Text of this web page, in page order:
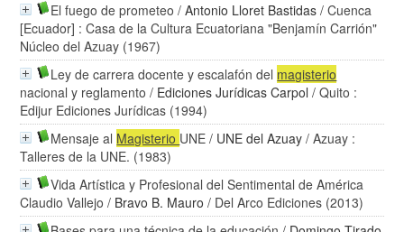
El fuego de prometeo /Antonio Lloret Bastidas / Cuenca
[Ecuador] : Casa de la Cultura Ecuatoriana "Benjamín Carrión"
Núcleo del Azuay (1967)
Ley de carrera docente y escalafón del magisterio
nacional y reglamento / Ediciones Jurídicas Carpol / Quito :
Edijur Ediciones Jurídicas (1994)
Mensaje al Magisterio UNE / UNE del Azuay / Azuay :
Talleres de la UNE. (1983)
Vida Artística y Profesional del Sentimental de América
Claudio Vallejo / Bravo B. Mauro / Del Arco Ediciones (2013)